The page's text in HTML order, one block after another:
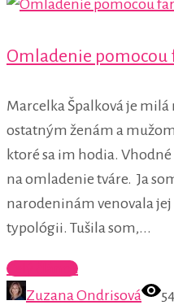
Omladenie pomocou
Marcelka Špalková je
ostatným ženám a
ktoré sa im hodia.
na omladenie tváre. Ja
narodeninám venovala
typológii. Tušila som,...
Celý článok
Zuzana Ondrisová